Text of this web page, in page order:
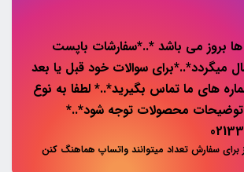
بروز می باشد *..*سفارشات باپست
میگردد*..*برای سوالات خود قبل یا بعد
های ما تماس بگیرید*..* لطفا به نوع
توضیحات محصولات توجه شود*..*
برای سفارش تعداد میتوانند واتساپ هماهنگ کنن